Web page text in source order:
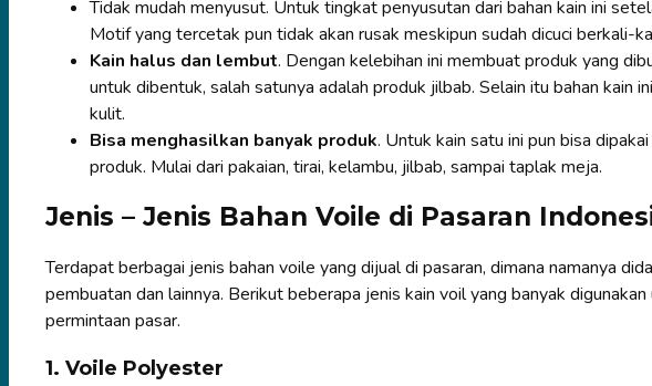
Tidak mudah menyusut. Untuk tingkat penyusutan dari bahan kain ini
Motif yang tercetak pun tidak akan rusak meskipun sudah dicuci berkali-
Kain halus dan lembut. Dengan kelebihan ini membuat produk yang
untuk dibentuk, salah satunya adalah produk jilbab. Selain itu bahan kain
kulit.
Bisa menghasilkan banyak produk. Untuk kain satu ini pun bisa
produk. Mulai dari pakaian, tirai, kelambu, jilbab, sampai taplak meja.
Jenis – Jenis Bahan Voile di Pasaran
Terdapat berbagai jenis bahan voile yang dijual di pasaran, dimana namanya
pembuatan dan lainnya. Berikut beberapa jenis kain voil yang banyak
permintaan pasar.
1. Voile Polyester